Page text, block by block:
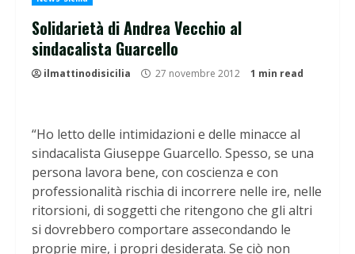
Solidarietà di Andrea Vecchio al
sindacalista Guarcello
ilmattinodisicilia 27 novembre 2012 1 min read
“Ho letto delle intimidazioni e delle minacce al
sindacalista Giuseppe Guarcello. Spesso, se una
persona lavora bene, con coscienza e con
professionalità rischia di incorrere nelle ire, nelle
ritorsioni, di soggetti che ritengono che gli altri
si dovrebbero comportare assecondando le
proprie mire, i propri desiderata. Se ciò non